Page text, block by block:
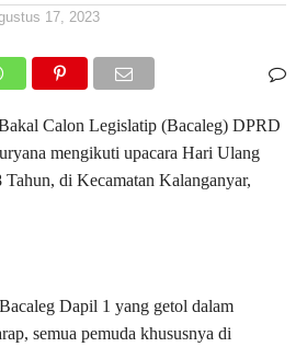
17, 2023
Calon Legislatip (Bacaleg) DPRD
mengikuti upacara Hari Ulang
di Kecamatan Kalanganyar,
Dapil 1 yang getol dalam
semua pemuda khususnya di